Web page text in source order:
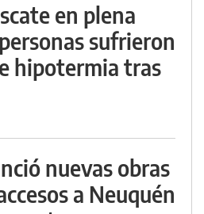
en plena
sufrieron
hipotermia tras
nuevas obras
a Neuquén